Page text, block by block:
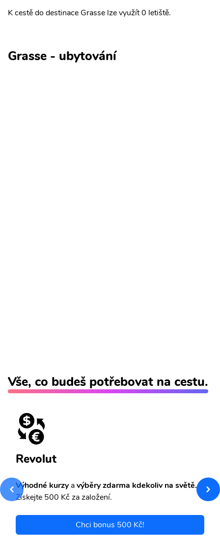
K cestě do destinace Grasse lze využít 0 letiště.
Grasse - ubytování
Vše, co budeš potřebovat na cestu.
Revolut
Výhodné kurzyavýběry zdarma kdekoliv na světě.
Získejte 500 Kč za založení.
Chci bonus 500 Kč!